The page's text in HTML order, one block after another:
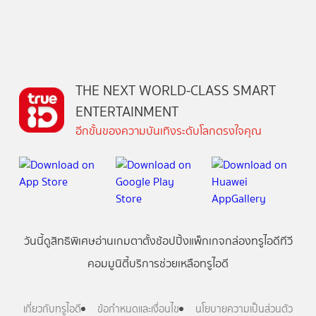
THE NEXT WORLD-CLASS SMART
ENTERTAINMENT
อีกขั้นของความบันเทิงระดับโลกตรงใจคุณ
วันนี้ดูสิทธิพิเศษอ่านเกมตาตั้งช้อปปิ้งแพ็กเกจกล่องทรูไอดีทีวี
คอมมูนิตี้บริการช่วยเหลือทรูไอดี
เกี่ยวกับทรูไอดี ข้อกำหนดและเงื่อนไข นโยบายความเป็นส่วนตัว